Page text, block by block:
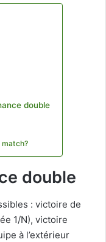
double
match?
double
: victoire de
1/N), victoire
à l’extérieur